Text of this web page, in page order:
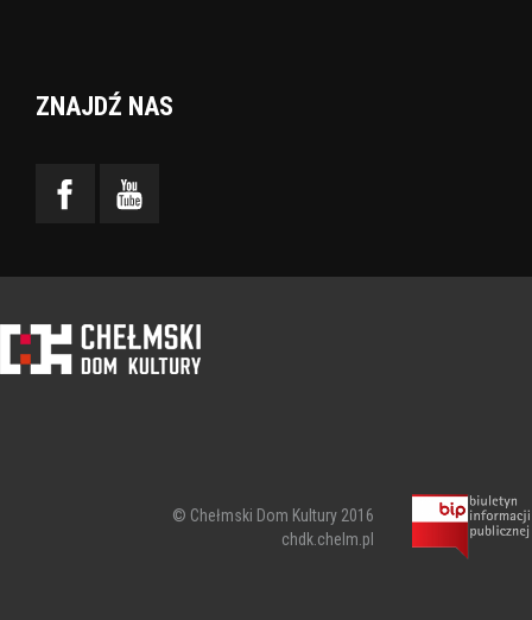
ZNAJDŹ NAS
© Chełmski Dom Kultury 2016
chdk.chelm.pl